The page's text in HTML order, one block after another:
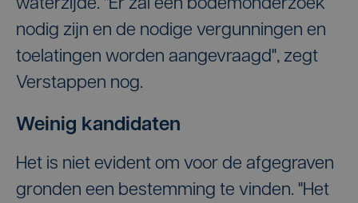
waterzijde. "Er zal een bodemonderzoek
nodig zijn en de nodige vergunningen en
toelatingen worden aangevraagd", zegt
Verstappen nog.
Weinig kandidaten
Het is niet evident om voor de afgegraven
gronden een bestemming te vinden. "Het